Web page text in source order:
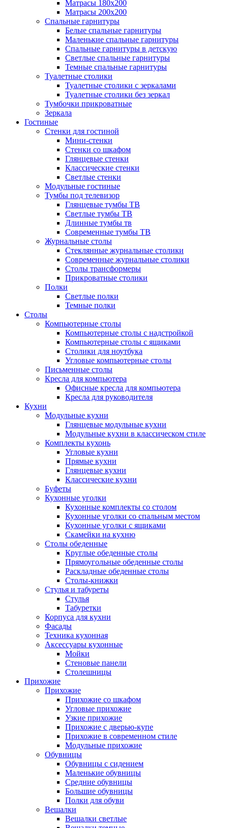
Матрасы 180х200
Матрасы 200х200
Спальные гарнитуры
Белые спальные гарнитуры
Маленькие спальные гарнитуры
Спальные гарнитуры в детскую
Светлые спальные гарнитуры
Темные спальные гарнитуры
Туалетные столики
Туалетные столики с зеркалами
Туалетные столики без зеркал
Тумбочки прикроватные
Зеркала
Гостиные
Стенки для гостиной
Мини-стенки
Стенки со шкафом
Глянцевые стенки
Классические стенки
Светлые стенки
Модульные гостиные
Тумбы под телевизор
Глянцевые тумбы ТВ
Светлые тумбы ТВ
Длинные тумбы тв
Современные тумбы ТВ
Журнальные столы
Стеклянные журнальные столики
Современные журнальные столики
Столы трансформеры
Прикроватные столики
Полки
Светлые полки
Темные полки
Столы
Компьютерные столы
Компьютерные столы с надстройкой
Компьютерные столы с ящиками
Столики для ноутбука
Угловые компьютерные столы
Письменные столы
Кресла для компьютера
Офисные кресла для компьютера
Кресла для руководителя
Кухни
Модульные кухни
Глянцевые модульные кухни
Модульные кухни в классическом стиле
Комплекты кухонь
Угловые кухни
Прямые кухни
Глянцевые кухни
Классические кухни
Буфеты
Кухонные уголки
Кухонные комплекты со столом
Кухонные уголки со спальным местом
Кухонные уголки с ящиками
Скамейки на кухню
Столы обеденные
Круглые обеденные столы
Прямоугольные обеденные столы
Раскладные обеденные столы
Столы-книжки
Стулья и табуреты
Стулья
Табуретки
Корпуса для кухни
Фасады
Техника кухонная
Аксессуары кухонные
Мойки
Стеновые панели
Столешницы
Прихожие
Прихожие
Прихожие со шкафом
Угловые прихожие
Узкие прихожие
Прихожие с дверью-купе
Прихожие в современном стиле
Модульные прихожие
Обувницы
Обувницы с сидением
Маленькие обувницы
Средние обувницы
Большие обувницы
Полки для обуви
Вешалки
Вешалки светлые